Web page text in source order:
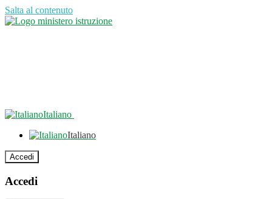
Salta al contenuto
Italiano
Italiano
Accedi
Accedi